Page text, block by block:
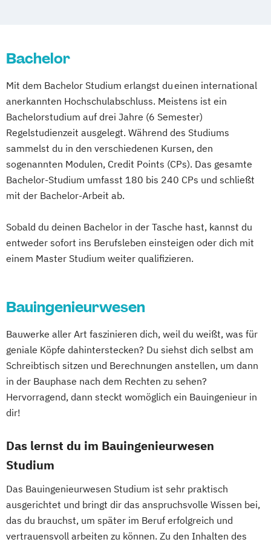
Experience Management
Betriebswirtschaftslehre – Industrial
Management
Betriebswirtschaftslehre – Office
Management
Business Administration (DE/EN)
Business Intelligence
Coaching und Supervision
Computer Science (DE/EN) Controlling
Customer Centricity
DevOps und Cloud Computing (DE/EN)
Digital Business Management
Digital Entrepreneurship Digital Health
Digital Innovation and Intrapreneurship
(DE/EN)
Gesundheitswesen
E-Beratung in der Pädagogik
E-Commerce Elektrotechnik
Engineering (DE/EN)
Automotive Computing
Management (EN)
Bauingenieurwesen im Hochbau
Controlling
Rechnungswesen und Finanzmanagement
Data Science und Engineering
Design of Digital Products Digital Arts
Digital Business Management
Embedded Systems Design
EntwicklungsingenieurIn Maschinenbau
Global Sales and Marketing (EN)
Human Enhancement and Ethics
Human Resource Management
Human-Centered Computing
Information Engineering und -Management
Information Security Management
Product & Engineering Management
Interactive Media (EN)
Kommunikation
Wissen
Medien
Leading Transformation for Impact
Organizations
Bachelor
Mit dem Bachelor Studium erlangst du einen international
anerkannten Hochschulabschluss. Meistens ist ein
Bachelorstudium auf drei Jahre (6 Semester)
Regelstudienzeit ausgelegt. Während des Studiums
sammelst du in den verschiedenen Kursen, den
sogenannten Modulen, Credit Points (CPs). Das gesamte
Bachelor-Studium umfasst 180 bis 240 CPs und schließt
mit der Bachelor-Arbeit ab.
Sobald du deinen Bachelor in der Tasche hast, kannst du
entweder sofort ins Berufsleben einsteigen oder dich mit
einem Master Studium weiter qualifizieren.
Bauingenieurwesen
Bauwerke aller Art faszinieren dich, weil du weißt, was für
geniale Köpfe dahinterstecken? Du siehst dich selbst am
Schreibtisch sitzen und Berechnungen anstellen, um dann
in der Bauphase nach dem Rechten zu sehen?
Hervorragend, dann steckt womöglich ein Bauingenieur in
dir!
Das lernst du im Bauingenieurwesen
Studium
Das Bauingenieurwesen Studium ist sehr praktisch
ausgerichtet und bringt dir das anspruchsvolle Wissen bei,
das du brauchst, um später im Beruf erfolgreich und
vertrauensvoll arbeiten zu können. Zu den Inhalten des